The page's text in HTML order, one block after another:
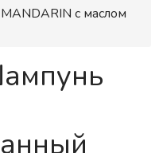
с маслом